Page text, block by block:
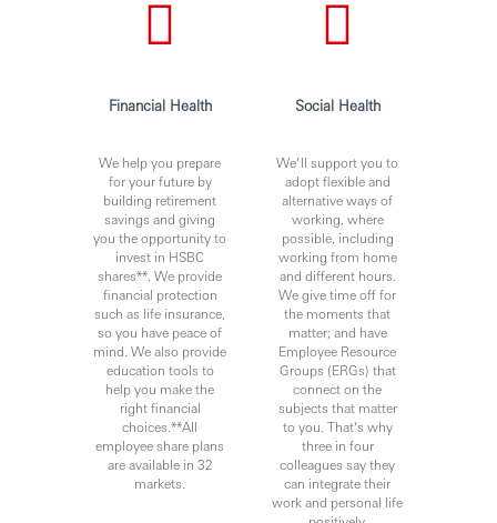
Financial Health
We help you prepare
for your future by
building retirement
savings and giving
you the opportunity to
invest in HSBC
shares**. We provide
financial protection
such as life insurance,
so you have peace of
mind. We also provide
education tools to
help you make the
right financial
choices.**All
employee share plans
are available in 32
markets.
Social Health
We’ll support you to
adopt flexible and
alternative ways of
working, where
possible, including
working from home
and different hours.
We give time off for
the moments that
matter; and have
Employee Resource
Groups (ERGs) that
connect on the
subjects that matter
to you. That’s why
three in four
colleagues say they
can integrate their
work and personal life